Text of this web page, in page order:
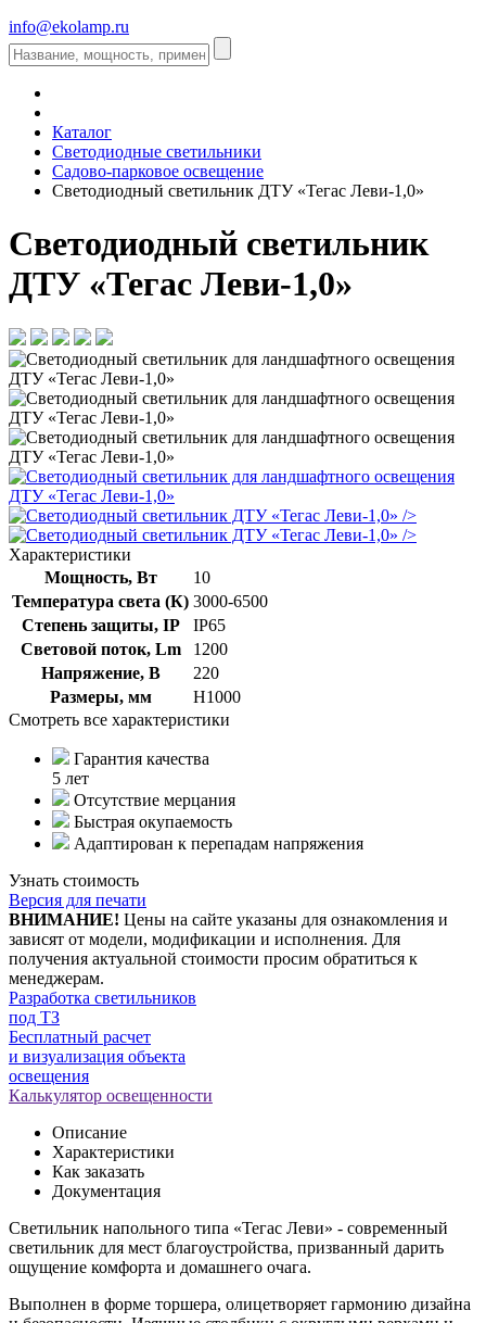
info@ekolamp.ru
Каталог
Светодиодные светильники
Садово-парковое освещение
Светодиодный светильник ДТУ «Тегас Леви-1,0»
Светодиодный светильник
ДТУ «Тегас Леви-1,0»
/>
/>
Характеристики
Мощность, Вт
10
Температура света (К) 3000-6500
Степень защиты, IP
IP65
Световой поток, Lm
1200
Напряжение, В
220
Размеры, мм
Н1000
Смотреть все характеристики
Гарантия качества
5 лет
Отсутствие мерцания
Быстрая окупаемость
Адаптирован к перепадам напряжения
Узнать стоимость
Версия для печати
ВНИМАНИЕ! Цены на сайте указаны для ознакомления и
зависят от модели, модификации и исполнения. Для
получения актуальной стоимости просим обратиться к
менеджерам.
Разработка светильников
под ТЗ
Бесплатный расчет
и визуализация объекта
освещения
Калькулятор освещенности
Описание
Характеристики
Как заказать
Документация
Светильник напольного типа «Тегас Леви» - современный
светильник для мест благоустройства, призванный дарить
ощущение комфорта и домашнего очага.
Выполнен в форме торшера, олицетворяет гармонию дизайна